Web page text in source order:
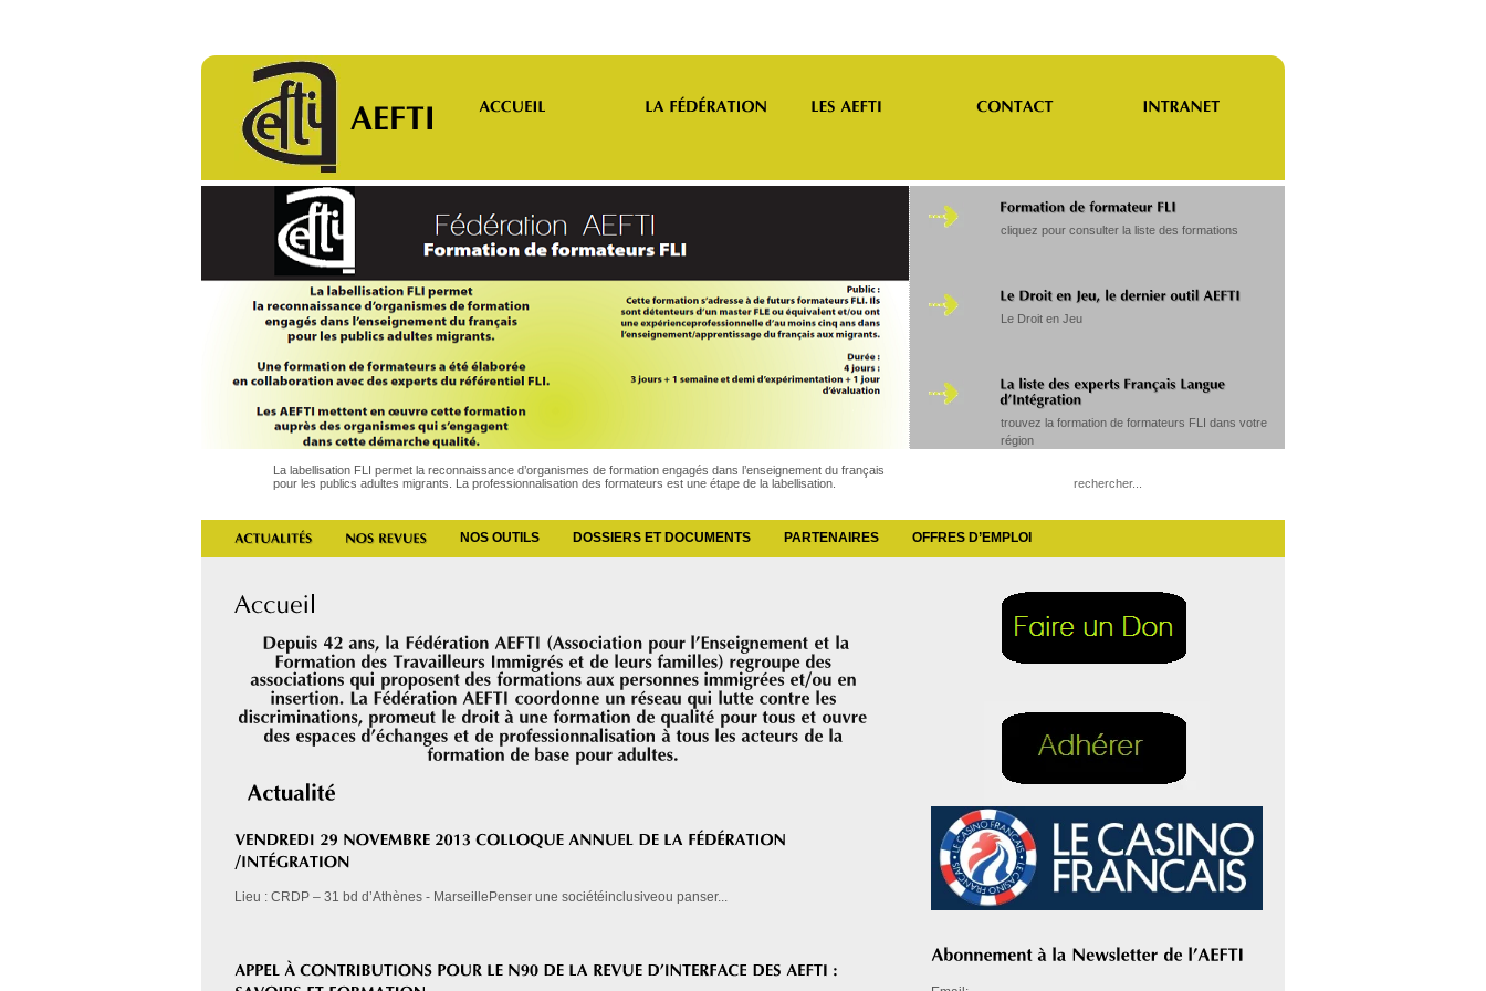
cliquez pour consulter la liste des formations
Le Droit en Jeu
trouvez la formation de formateurs FLI dans votre
région
La labellisation FLI permet la reconnaissance d’organismes de formation engagés dans l’enseignement du français
pour les publics adultes migrants. La professionnalisation des formateurs est une étape de la labellisation.
NOS OUTILS DOSSIERS ET DOCUMENTS PARTENAIRES OFFRES D’EMPLOI
Lieu : CRDP – 31 bd d’Athènes - MarseillePenser une sociétéinclusiveou panser...